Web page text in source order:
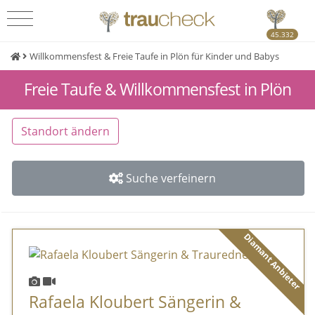
45.332
Willkommensfest & Freie Taufe in Plön für Kinder und Babys
Freie Taufe & Willkommensfest in Plön
Standort ändern
Suche verfeinern
Diamant Anbieter
Rafaela Kloubert Sängerin &